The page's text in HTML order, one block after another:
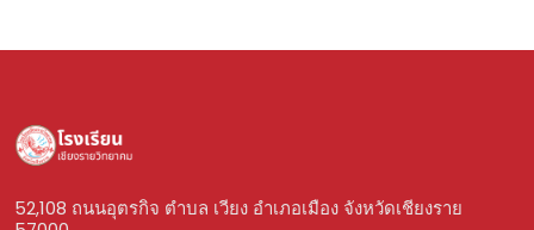
52,108 ถนนอุตรกิจ ตำบล เวียง อำเภอเมือง จังหวัดเชียงราย